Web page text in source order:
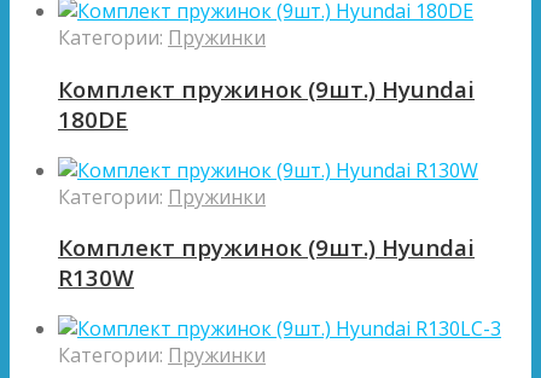
Категории: Пружинки
Комплект пружинок (9шт.) Hyundai
180DE
Категории: Пружинки
Комплект пружинок (9шт.) Hyundai
R130W
Категории: Пружинки